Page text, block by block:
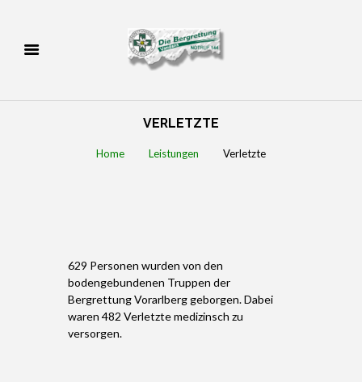
VERLETZTE
Home Leistungen Verletzte
629 Personen wurden von den
bodengebundenen Truppen der
Bergrettung Vorarlberg geborgen. Dabei
waren 482 Verletzte medizinsch zu
versorgen.